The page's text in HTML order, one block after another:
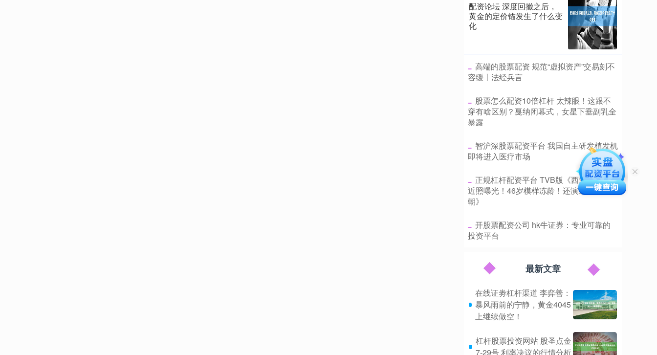
配资论坛 深度回撤之后，
黄金的定价锚发生了什么变
化
​高端的股票配资 规范“虚拟资产”交易刻不
容缓丨法经兵言
​股票怎么配资10倍杠杆 太辣眼！这跟不
穿有啥区别？戛纳闭幕式，女星下垂副乳全
暴露
​智沪深股票配资平台 我国自主研发植发机
即将进入医疗市场
​正规杠杆配资平台 TVB版《西游记》嫦娥
近照曝光！46岁模样冻龄！还演过《雍正王
朝》
​开股票配资公司 hk牛证券：专业可靠的
投资平台
最新文章
在线证劵杠杆渠道 李弈善：
暴风雨前的宁静，黄金4045
上继续做空！
杠杆股票投资网站 股圣点金
7-29号 利率决议的行情分析